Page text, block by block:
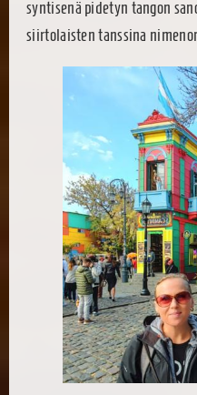
syntisenä pidetyn tangon
siirtolaisten tanssina